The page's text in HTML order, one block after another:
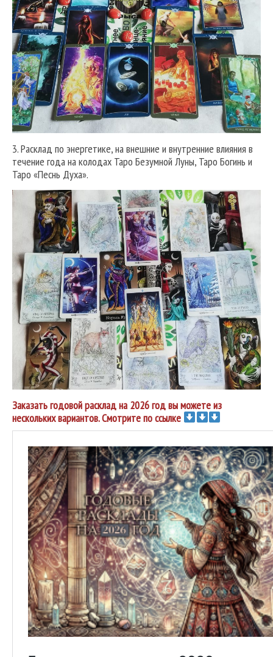
3. Расклад по энергетике, на внешние и внутренние влияния в
течение года на колодах Таро Безумной Луны, Таро Богинь и
Таро «Песнь Духа».
Заказать годовой расклад на 2026 год вы можете из
нескольких вариантов. Смотрите по ссылке